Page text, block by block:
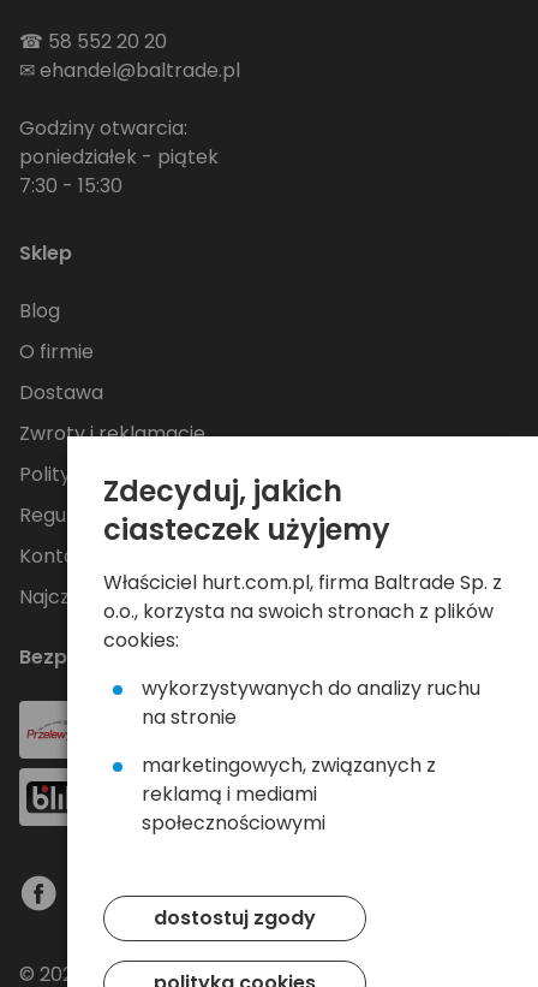
☎ 58 552 20 20
✉ehandel@baltrade.pl
Godziny otwarcia:
poniedziałek - piątek
7:30 - 15:30
Sklep
Blog
O firmie
Dostawa
Zwroty i reklamacje
Polityka Prywatności
Regulamin
Kontakt
Najczęściej zadawane pytania
Bezpieczne płatności
© 2024 Baltrade sp. z o.o. - Wszelkie prawa
Zdecyduj, jakich
ciasteczek użyjemy
Właściciel hurt.com.pl, firma Baltrade Sp. z
o.o., korzysta na swoich stronach z plików
cookies:
wykorzystywanych do analizy ruchu
na stronie
marketingowych, związanych z
reklamą i mediami
społecznościowymi
dostostuj zgody